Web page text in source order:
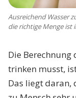
Ausreichend Wasser
die richtige Menge ist
Die Berechnung
trinken musst,
Das liegt daran,